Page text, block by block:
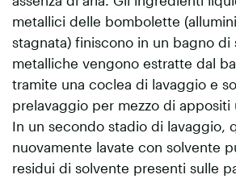
metallici delle bombolette
stagnata) finiscono in un bagno di
metalliche vengono estratte dal
tramite una coclea di lavaggio e
prelavaggio per mezzo di appositi
In un secondo stadio di lavaggio,
nuovamente lavate con solvente
residui di solvente presenti sulle